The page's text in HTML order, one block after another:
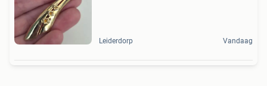
Leiderdorp Vandaag